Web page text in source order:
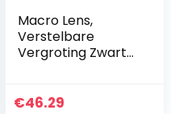
Macro Lens,
Verstelbare
Vergroting Zwart
Macro Adapter
€46.29